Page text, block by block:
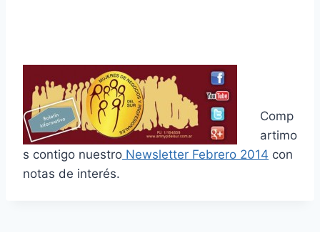
Comp
artimo
s contigo nuestro Newsletter Febrero 2014 con
notas de interés.